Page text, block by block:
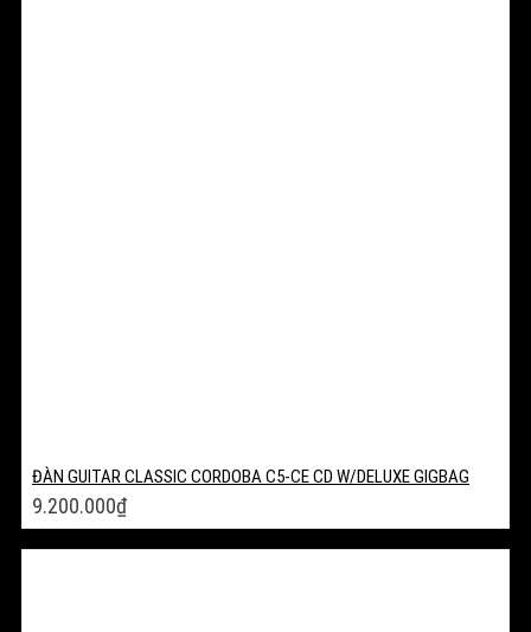
ĐÀN GUITAR CLASSIC CORDOBA C5-CE CD W/DELUXE GIGBAG
9.200.000₫